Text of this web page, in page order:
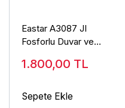
Eastar A3087 JI
Fosforlu Duvar ve
1.800,00 TL
Sepete Ekle